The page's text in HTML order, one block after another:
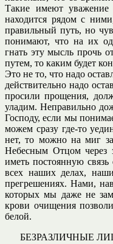
Такие имеют
находится рядом с
правильный путь, но
понимают, что на их
гнать эту мысль прочь
путем, то каким будет
Это не то, что надо
действительно надо
просили прощения,
уладим. Неправильно
Господу, если мы
можем сразу где-то
нет, то можно на миг
Небесным Отцом через
иметь постоянную
всех наших делах,
прегрешениях. Нами,
которых мы даже не
крови очищения
белой.
БЕЗРАЗЛИЧНЫЕ